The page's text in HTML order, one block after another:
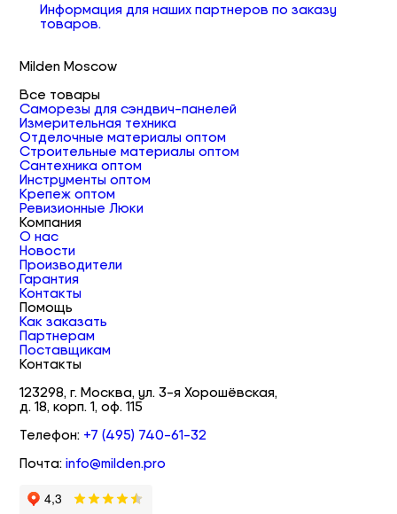
Информация для наших партнеров по заказу
товаров.
Milden Moscow
Все товары
Саморезы для сэндвич-панелей
Измерительная техника
Отделочные материалы оптом
Строительные материалы оптом
Сантехника оптом
Инструменты оптом
Крепеж оптом
Ревизионные Люки
Компания
О нас
Новости
Производители
Гарантия
Контакты
Помощь
Как заказать
Партнерам
Поставщикам
Контакты
123298, г. Москва, ул. 3-я Хорошёвская,
д. 18, корп. 1, оф. 115
Телефон: +7 (495) 740-61-32
Почта:info@milden.pro